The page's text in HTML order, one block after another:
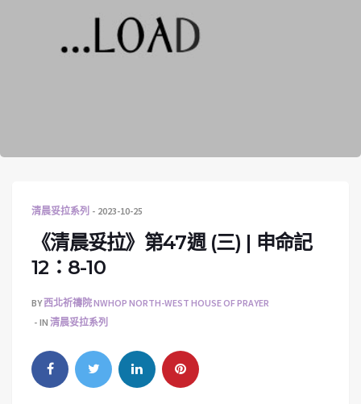
清晨妥拉系列 2023-10-25
《清晨妥拉》第47週 (三) | 申命記
12：8-10
BY西北祈禱院 NWHOP NORTH-WEST HOUSE OF PRAYER
IN 清晨妥拉系列